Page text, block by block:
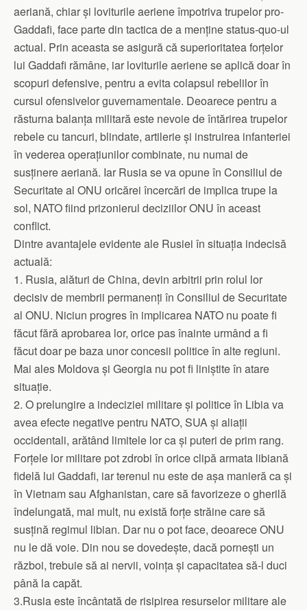
aeriană, chiar și loviturile aeriene împotriva trupelor pro-
Gaddafi, face parte din tactica de a menține status-quo-ul
actual. Prin aceasta se asigură că superioritatea forțelor
lui Gaddafi rămâne, iar loviturile aeriene se aplică doar în
scopuri defensive, pentru a evita colapsul rebelilor în
cursul ofensivelor guvernamentale. Deoarece pentru a
răsturna balanța militară este nevoie de întărirea trupelor
rebele cu tancuri, blindate, artilerie și instruirea infanteriei
în vederea operațiunilor combinate, nu numai de
susținere aeriană. Iar Rusia se va opune în Consiliul de
Securitate al ONU oricărei încercări de implica trupe la
sol, NATO fiind prizonierul deciziilor ONU în aceast
conflict.
Dintre avantajele evidente ale Rusiei în situația indecisă
actuală:
1. Rusia, alături de China, devin arbitrii prin rolul lor
decisiv de membrii permanenți în Consiliul de Securitate
al ONU. Niciun progres în implicarea NATO nu poate fi
făcut fără aprobarea lor, orice pas înainte urmând a fi
făcut doar pe baza unor concesii politice în alte regiuni.
Mai ales Moldova și Georgia nu pot fi liniștite în atare
situație.
2. O prelungire a indeciziei militare și politice în Libia va
avea efecte negative pentru NATO, SUA și aliații
occidentali, arătând limitele lor ca și puteri de prim rang.
Forțele lor militare pot zdrobi în orice clipă armata libiană
fidelă lui Gaddafi, iar terenul nu este de așa manieră ca și
în Vietnam sau Afghanistan, care să favorizeze o gherilă
îndelungată, mai mult, nu există forțe străine care să
susțină regimul libian. Dar nu o pot face, deoarece ONU
nu le dă voie. Din nou se dovedește, dacă pornești un
război, trebuie să ai nervii, voința și capacitatea să-l duci
până la capăt.
3.Rusia este încântată de risipirea resurselor militare ale